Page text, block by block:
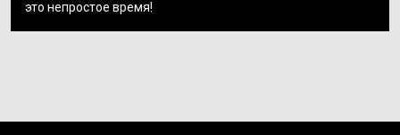
это непростое время!